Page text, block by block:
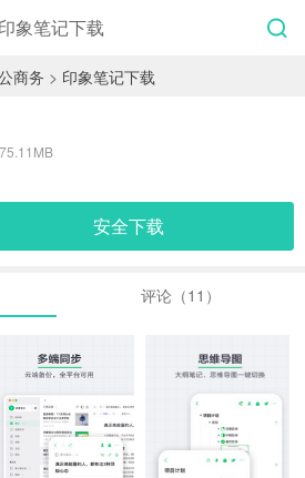
印象笔记下载
商务 > 印象笔记下载
安全下载
评论（11）